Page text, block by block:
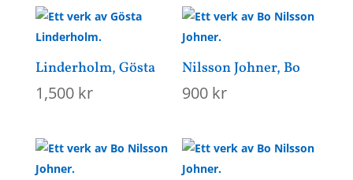
Linderholm, Gösta
1,500 kr
Nilsson Johner, Bo
900 kr